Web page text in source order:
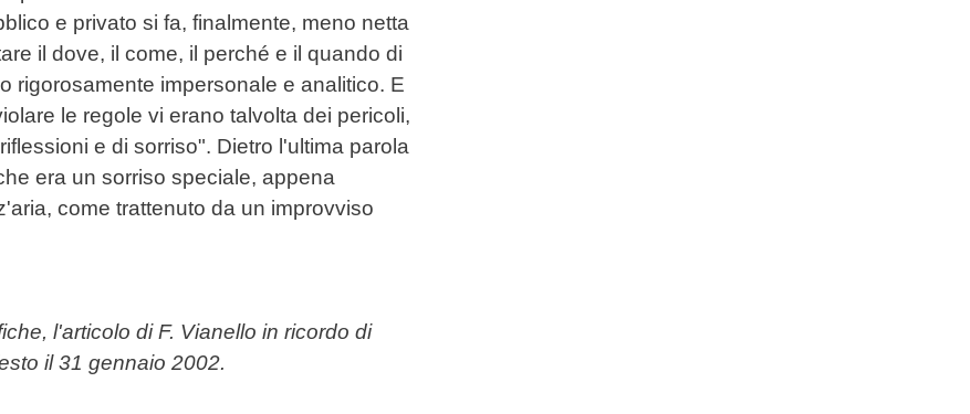
e privato si fa, finalmente, meno netta
il dove, il come, il perché e il quando di
rigorosamente impersonale e analitico. E
le regole vi erano talvolta dei pericoli,
e di sorriso". Dietro l'ultima parola
era un sorriso speciale, appena
come trattenuto da un improvviso
l'articolo di F. Vianello in ricordo di
il 31 gennaio 2002.